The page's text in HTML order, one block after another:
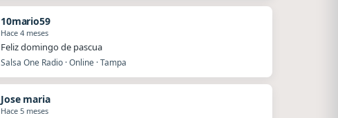
10mario59
Hace 4 meses
Feliz domingo de pascua
Salsa One Radio · Online · Tampa
Jose maria
Hace 5 meses